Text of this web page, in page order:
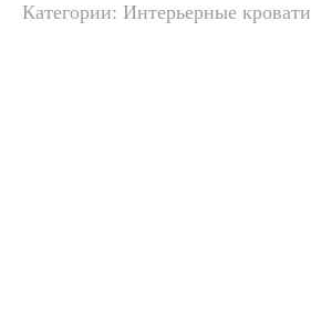
Категории: Интерьерные кровати